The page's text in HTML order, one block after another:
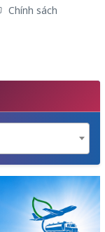
Chính sách